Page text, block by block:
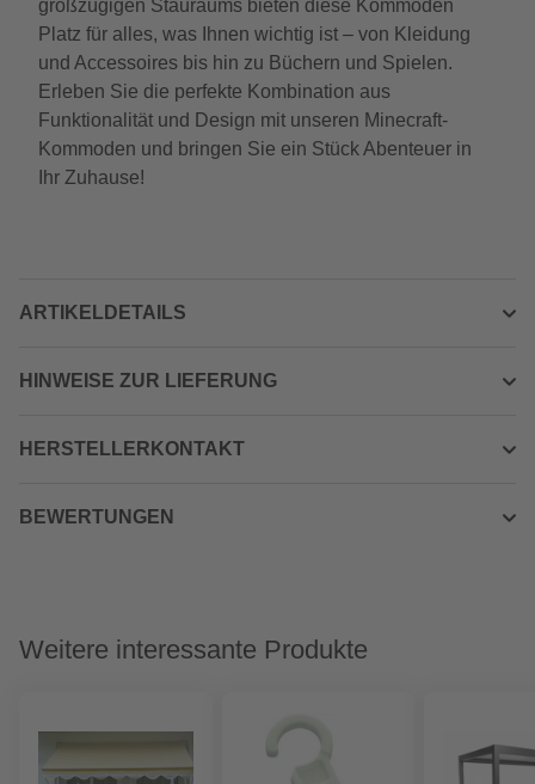
großzügigen Stauraums bieten diese Kommoden
Platz für alles, was Ihnen wichtig ist – von Kleidung
und Accessoires bis hin zu Büchern und Spielen.
Erleben Sie die perfekte Kombination aus
Funktionalität und Design mit unseren Minecraft-
Kommoden und bringen Sie ein Stück Abenteuer in
Ihr Zuhause!
ARTIKELDETAILS
HINWEISE ZUR LIEFERUNG
HERSTELLERKONTAKT
BEWERTUNGEN
Weitere interessante Produkte